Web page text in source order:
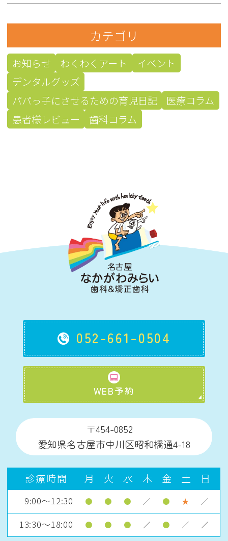
カテゴリ
お知らせ わくわくアート
イベント
デンタルグッズ
パパっ子にさせるための育児日記
医療コラム
患者様レビュー
歯科コラム
052-661-0504
WEB予約
〒454-0852
愛知県名古屋市中川区昭和橋通4-18
診療時間 月 火 水 木 金 土 日
9:00～12:30 ● ● ● ／ ● ★ ／
13:30～18:00 ● ● ● ／ ● ／ ／